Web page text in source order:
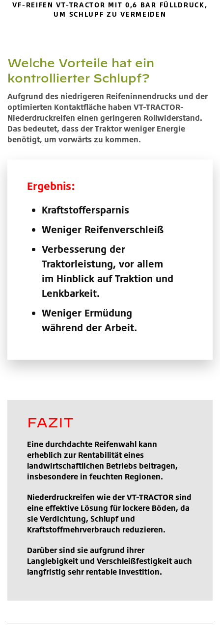
VF-REIFEN VT-TRACTOR MIT 0,6 BAR FÜLLDRUCK,
UM SCHLUPF ZU VERMEIDEN
Welche Vorteile hat ein
kontrollierter Schlupf?
Aufgrund des niedrigeren Reifeninnendrucks und der
optimierten Kontaktfläche haben VT-TRACTOR-
Niederdruckreifen einen geringeren Rollwiderstand.
Das bedeutet, dass der Traktor weniger Energie
benötigt, um vorwärts zu kommen.
Ergebnis:
Kraftstoffersparnis
Weniger Reifenverschleiß
Verbesserung der
Traktorleistung, vor allem
im Hinblick auf Traktion und
Lenkbarkeit.
Weniger Ermüdung
während der Arbeit.
FAZIT
Eine durchdachte Reifenwahl kann
erheblich zur Rentabilität eines
landwirtschaftlichen Betriebs beitragen,
insbesondere in feuchten Regionen.
Niederdruckreifen wie der VT-TRACTOR sind
eine effektive Lösung für lockere Böden, da
sie Verdichtung, Schlupf und
Kraftstoffmehrverbrauch reduzieren.
Darüber sind sie aufgrund ihrer
Langlebigkeit und Verschleißfestigkeit auch
langfristig sehr rentable Investition.